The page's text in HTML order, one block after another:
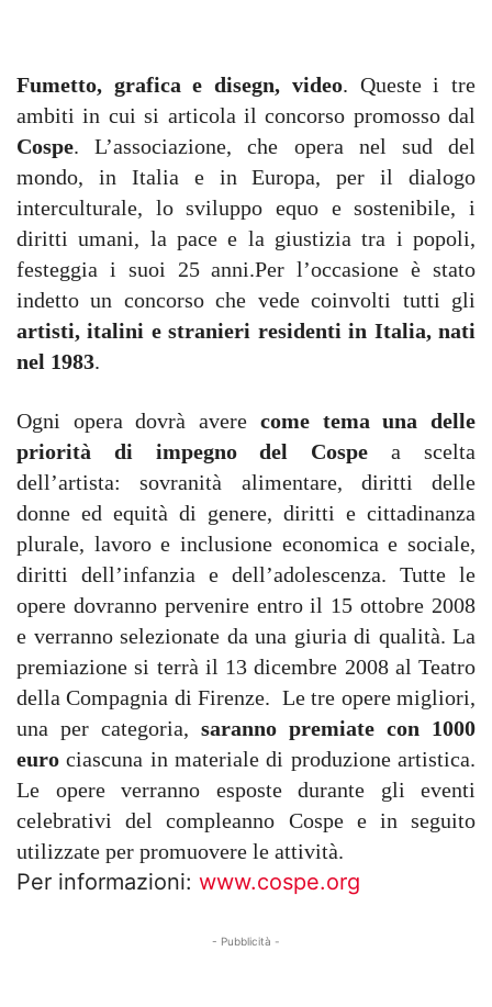
Fumetto, grafica e disegn, video. Queste i tre
ambiti in cui si articola il concorso promosso dal
Cospe. L’associazione, che opera nel sud del
mondo, in Italia e in Europa, per il dialogo
interculturale, lo sviluppo equo e sostenibile, i
diritti umani, la pace e la giustizia tra i popoli,
festeggia i suoi 25 anni.Per l’occasione è stato
indetto un concorso che vede coinvolti tutti gli
artisti, italini e stranieri residenti in Italia, nati
nel 1983.
Ogni opera dovrà avere come tema una delle
priorità di impegno del Cospe a scelta
dell’artista: sovranità alimentare, diritti delle
donne ed equità di genere, diritti e cittadinanza
plurale, lavoro e inclusione economica e sociale,
diritti dell’infanzia e dell’adolescenza. Tutte le
opere dovranno pervenire entro il 15 ottobre 2008
e verranno selezionate da una giuria di qualità. La
premiazione si terrà il 13 dicembre 2008 al Teatro
della Compagnia di Firenze. Le tre opere migliori,
una per categoria, saranno premiate con 1000
euro ciascuna in materiale di produzione artistica.
Le opere verranno esposte durante gli eventi
celebrativi del compleanno Cospe e in seguito
utilizzate per promuovere le attività.
Per informazioni: www.cospe.org
- Pubblicità -